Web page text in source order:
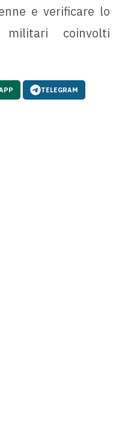
e verificare lo
coinvolti
TELEGRAM